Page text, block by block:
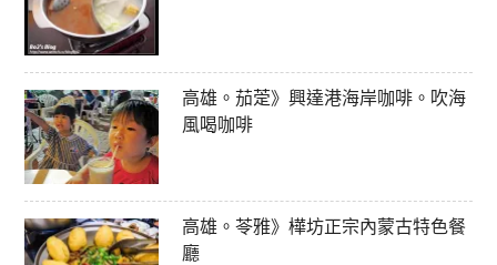
高雄。茄萣》興達港海岸咖啡。吹海
風喝咖啡
高雄。苓雅》樺坊正宗內蒙古特色餐
廳